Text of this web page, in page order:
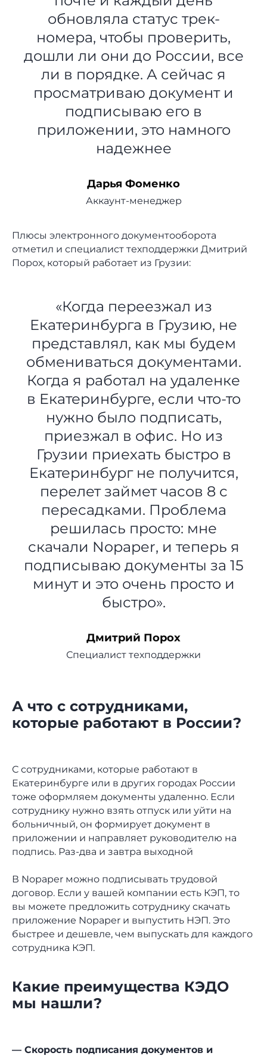
обновляла статус трек-
номера, чтобы проверить,
дошли ли они до России, все
ли в порядке. А сейчас я
просматриваю документ и
подписываю его в
приложении, это намного
надежнее
Дарья Фоменко
Аккаунт-менеджер
Плюсы электронного документооборота
отметил и специалист техподдержки Дмитрий
Порох, который работает из Грузии:
«Когда переезжал из
Екатеринбурга в Грузию, не
представлял, как мы будем
обмениваться документами.
Когда я работал на удаленке
в Екатеринбурге, если что-то
нужно было подписать,
приезжал в офис. Но из
Грузии приехать быстро в
Екатеринбург не получится,
перелет займет часов 8 с
пересадками. Проблема
решилась просто: мне
скачали Nopaper, и теперь я
подписываю документы за 15
минут и это очень просто и
быстро».
Дмитрий Порох
Специалист техподдержки
А что с сотрудниками,
которые работают в России?
С сотрудниками, которые работают в
Екатеринбурге или в других городах России
тоже оформляем документы удаленно. Если
сотруднику нужно взять отпуск или уйти на
больничный, он формирует документ в
приложении и направляет руководителю на
подпись. Раз-два и завтра выходной
В Nopaper можно подписывать трудовой
договор. Если у вашей компании есть КЭП, то
вы можете предложить сотруднику скачать
приложение Nopaper и выпустить НЭП. Это
быстрее и дешевле, чем выпускать для каждого
сотрудника КЭП.
Какие преимущества КЭДО
мы нашли?
— Скорость подписания документов и
Оставляйте заявку, и мы
покажем, как работает